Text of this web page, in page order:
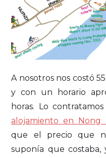
A nosotros nos costó
y con un horario
horas. Lo
alojamiento en Nong
que el precio que
suponía que